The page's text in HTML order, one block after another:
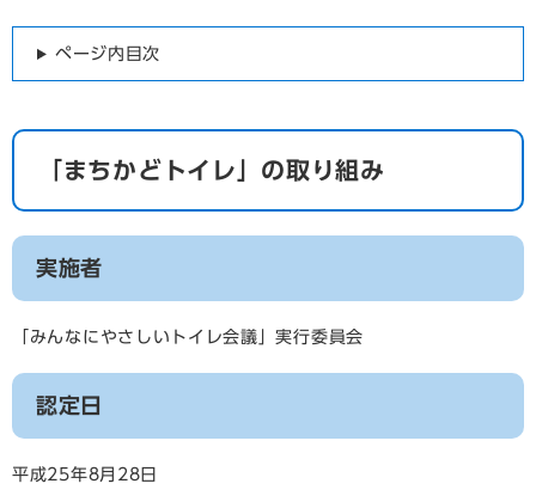
ページ内目次
「まちかどトイレ」の取り組み
実施者
「みんなにやさしいトイレ会議」実行委員会
認定日
平成25年8月28日